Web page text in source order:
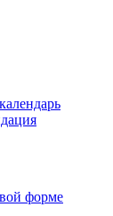
форме